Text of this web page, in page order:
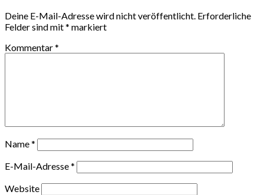
Deine E-Mail-Adresse wird nicht veröffentlicht. Erforderliche
Felder sind mit* markiert
Kommentar*
Name*
E-Mail-Adresse*
Website